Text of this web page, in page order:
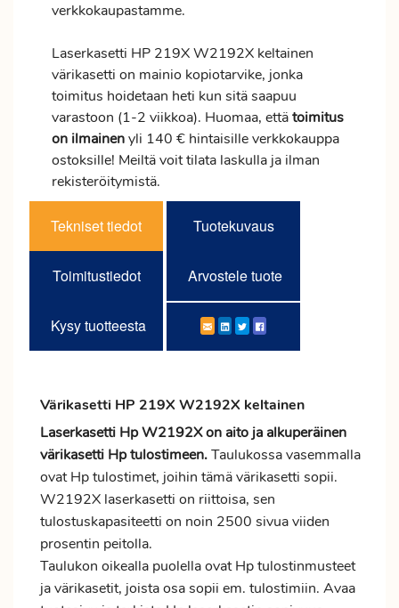
verkkokaupastamme.
Laserkasetti HP 219X W2192X keltainen
värikasetti on mainio kopiotarvike, jonka
toimitus hoidetaan heti kun sitä saapuu
varastoon (1-2 viikkoa). Huomaa, ettätoimitus
on ilmainenyli 140 € hintaisille verkkokauppa
ostoksille! Meiltä voit tilata laskulla ja ilman
rekisteröitymistä.
Tekniset tiedot Tuotekuvaus
Toimitustiedot Arvostele tuote
Kysy tuotteesta
Värikasetti HP 219X W2192X keltainen
Laserkasetti Hp W2192X on aito ja alkuperäinen
värikasetti Hp tulostimeen.Taulukossa vasemmalla
ovat Hp tulostimet, joihin tämä värikasetti sopii.
W2192X laserkasetti on riittoisa, sen
tulostuskapasiteetti on noin 2500 sivua viiden
prosentin peitolla.
Taulukon oikealla puolella ovat Hp tulostinmusteet
ja värikasetit, joista osa sopii em. tulostimiin. Avaa